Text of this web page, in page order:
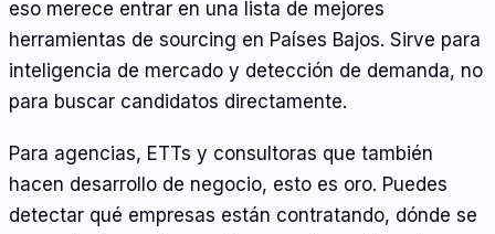
eso merece entrar en una lista de mejores
herramientas de sourcing en Países Bajos. Sirve para
inteligencia de mercado y detección de demanda, no
para buscar candidatos directamente.
Para agencias, ETTs y consultoras que también
hacen desarrollo de negocio, esto es oro. Puedes
detectar qué empresas están contratando, dónde se